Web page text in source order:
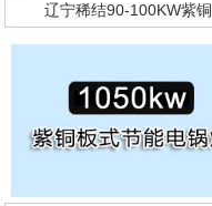
辽宁稀结90-100KW紫铜